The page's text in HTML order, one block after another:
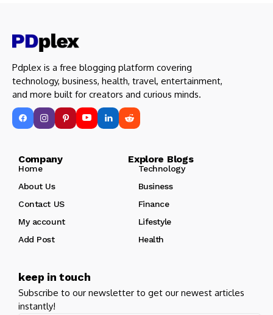
Pdplex is a free blogging platform covering
technology, business, health, travel, entertainment,
and more built for creators and curious minds.
Company Explore Blogs
Home
Technology
About Us
Business
Contact US
Finance
My account
Lifestyle
Add Post
Health
keep in touch
Subscribe to our newsletter to get our newest articles
instantly!